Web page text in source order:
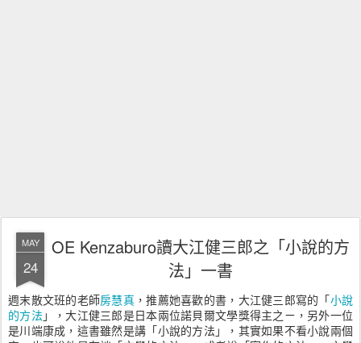
MAY
24
OE Kenzaburo讀大江健三郎之「小說的方
法」一書
週末散文班的老師房慧真 ，推薦她喜歡的書，大江健三郎寫的「小說
的方法」，大江健三郎是日本兩位諾貝爾文學獎得主之ㄧ，另外一位
是川端康成，這書雖然是講「小說的方法」，其實如果不看小說兩個